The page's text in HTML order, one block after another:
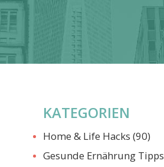
KATEGORIEN
Home & Life Hacks (90)
Gesunde Ernährung Tipps